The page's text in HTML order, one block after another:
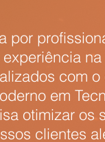
por
com
em
otimizar os
clientes